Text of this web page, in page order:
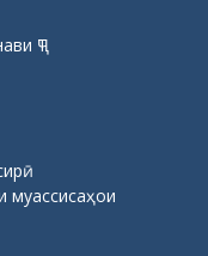
ҶТ
муассисаҳои